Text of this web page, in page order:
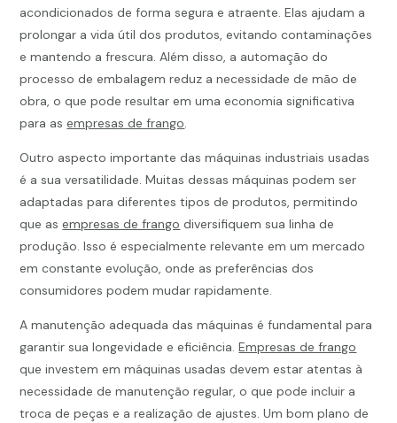
acondicionados de forma segura e atraente. Elas ajudam a
prolongar a vida útil dos produtos, evitando contaminações
e mantendo a frescura. Além disso, a automação do
processo de embalagem reduz a necessidade de mão de
obra, o que pode resultar em uma economia significativa
para asempresas de frango.
Outro aspecto importante das máquinas industriais usadas
é a sua versatilidade. Muitas dessas máquinas podem ser
adaptadas para diferentes tipos de produtos, permitindo
que asempresas de frango diversifiquem sua linha de
produção. Isso é especialmente relevante em um mercado
em constante evolução, onde as preferências dos
consumidores podem mudar rapidamente.
A manutenção adequada das máquinas é fundamental para
garantir sua longevidade e eficiência.Empresas de frango
que investem em máquinas usadas devem estar atentas à
necessidade de manutenção regular, o que pode incluir a
troca de peças e a realização de ajustes. Um bom plano de